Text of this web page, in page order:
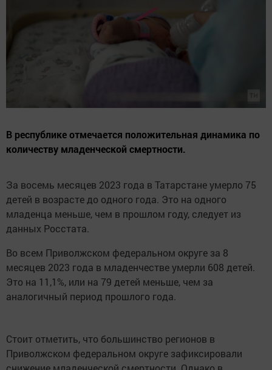
В республике отмечается положительная динамика по
количеству младенческой смертности.
За восемь месяцев 2023 года в Татарстане умерло 75
детей в возрасте до одного года. Это на одного
младенца меньше, чем в прошлом году, следует из
данных Росстата.
Во всем Приволжском федеральном округе за 8
месяцев 2023 года в младенчестве умерли 608 детей.
Это на 11,1%, или на 79 детей меньше, чем за
аналогичный период прошлого года.
Стоит отметить, что большинство регионов в
Приволжском федеральном округе зафиксировали